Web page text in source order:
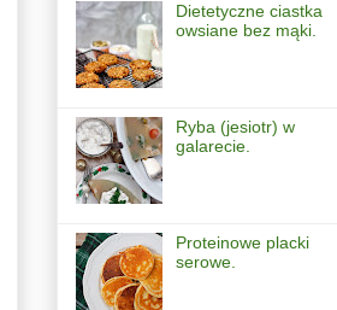
Dietetyczne ciastka
owsiane bez mąki.
Ryba (jesiotr) w
galarecie.
Proteinowe placki
serowe.